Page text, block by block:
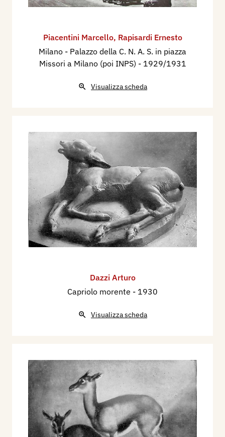
Piacentini Marcello, Rapisardi Ernesto
Milano - Palazzo della C. N. A. S. in piazza
Missori a Milano (poi INPS) - 1929/1931
Visualizza scheda
Dazzi Arturo
Capriolo morente - 1930
Visualizza scheda